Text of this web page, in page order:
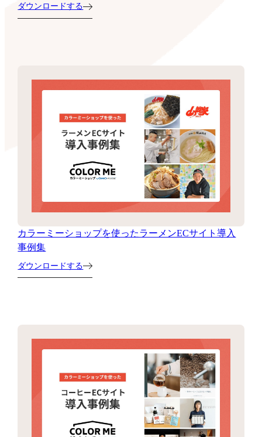
ダウンロードする
カラーミーショップを使ったラーメンECサイト導入
事例集
ダウンロードする